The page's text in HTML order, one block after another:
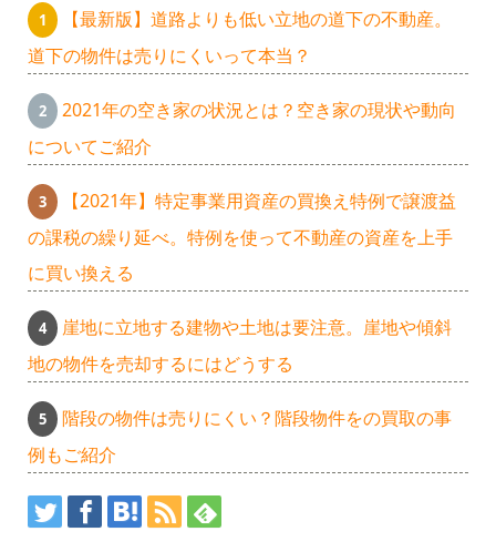
【最新版】道路よりも低い立地の道下の不動産。
道下の物件は売りにくいって本当？
2021年の空き家の状況とは？空き家の現状や動向
についてご紹介
【2021年】特定事業用資産の買換え特例で譲渡益
の課税の繰り延べ。特例を使って不動産の資産を上手
に買い換える
崖地に立地する建物や土地は要注意。崖地や傾斜
地の物件を売却するにはどうする
階段の物件は売りにくい？階段物件をの買取の事
例もご紹介